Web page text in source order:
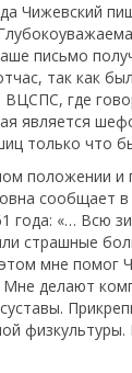
Чижевский
письмо
так как
ВЦСПС, где
является
только что
положении
сообщает
года: «… Всю
страшные
мне помог
Мне делают